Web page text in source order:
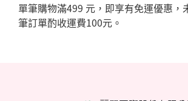
單筆購物滿499 元，即享有免運優惠，
筆訂單酌收運費100元。